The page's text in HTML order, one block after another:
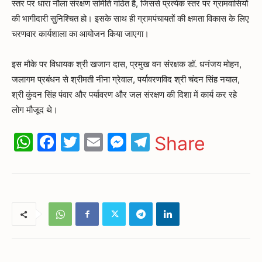
स्तर पर धारा नौला संरक्षण समिति गठित है, जिससे प्रत्येक स्तर पर ग्रामवासियों
की भागीदारी सुनिश्चित हो। इसके साथ ही ग्रामपंचायतों की क्षमता विकास के लिए
चरणवार कार्यशाला का आयोजन किया जाएगा।
इस मौके पर विधायक श्री खजान दास, प्रमुख वन संरक्षक डॉ. धनंजय मोहन,
जलागम प्रबंधन से श्रीमती नीना ग्रेवाल, पर्यावरणविद श्री चंदन सिंह नयाल,
श्री कुंदन सिंह पंवार और पर्यावरण और जल संरक्षण की दिशा में कार्य कर रहे
लोग मौजूद थे।
WhatsApp
Facebook
Twitter
EmailMessenger
Telegram
Share